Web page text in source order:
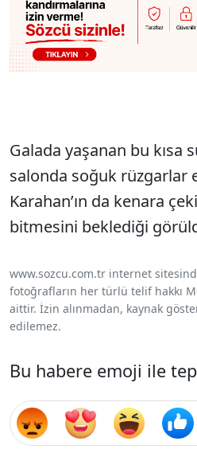
Galada yaşanan bu kısa
salonda soğuk rüzgarlar
Karahan’ın da kenara
bitmesini beklediği
www.sozcu.com.tr internet
fotoğrafların her türlü telif hakkı
aittir. İzin alınmadan, kaynak
edilemez.
Bu habere emoji ile